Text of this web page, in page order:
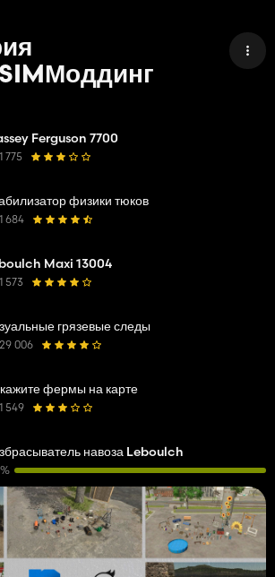
Ferguson 7700
1 775
физики тюков
1 684
Maxi 13004
1 573
грязевые следы
29 006
фермы на карте
1 549
навоза Leboulch